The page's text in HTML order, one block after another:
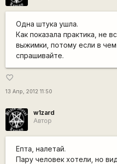
Одна штука ушла.
Как показала практика, не
выжимки, потому если в
спрашивайте.
favorite_border
13 Апр, 2012 11:50
w1zard
Автор
Епта, налетай.
Пару человек хотели, но